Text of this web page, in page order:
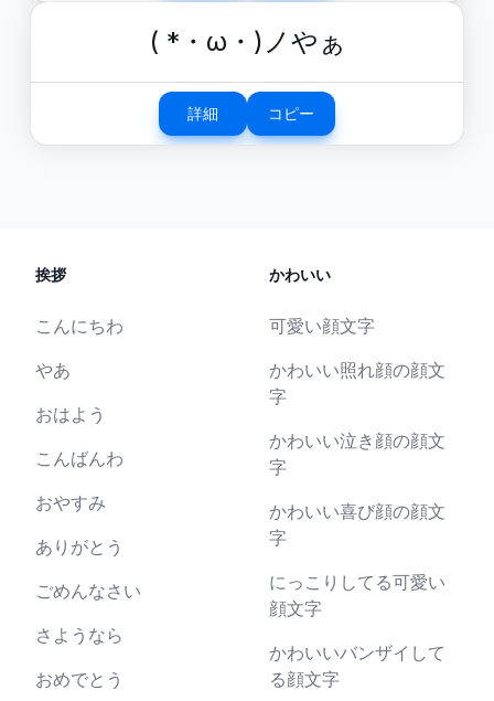
( *・ω・)ノやぁ
詳細 コピー
挨拶
こんにちわ
やあ
おはよう
こんばんわ
おやすみ
ありがとう
ごめんなさい
さようなら
おめでとう
かわいい
可愛い顔文字
かわいい照れ顔の顔文
字
かわいい泣き顔の顔文
字
かわいい喜び顔の顔文
字
にっこりしてる可愛い
顔文字
かわいいバンザイして
る顔文字